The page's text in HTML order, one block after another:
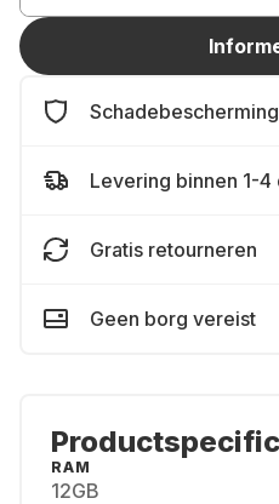
Schadebescherming
Levering binnen 1-4
Gratis retourneren
Geen borg vereist
RAM
12GB